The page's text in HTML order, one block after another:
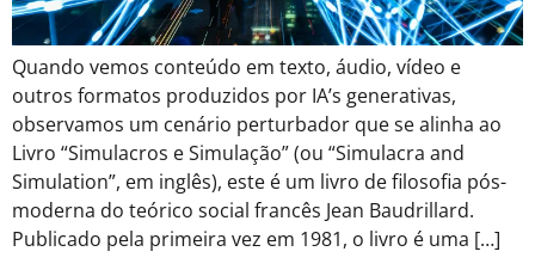
Quando vemos conteúdo em texto, áudio, vídeo e
outros formatos produzidos por IA’s generativas,
observamos um cenário perturbador que se alinha ao
Livro “Simulacros e Simulação” (ou “Simulacra and
Simulation”, em inglês), este é um livro de filosofia pós-
moderna do teórico social francês Jean Baudrillard.
Publicado pela primeira vez em 1981, o livro é uma […]